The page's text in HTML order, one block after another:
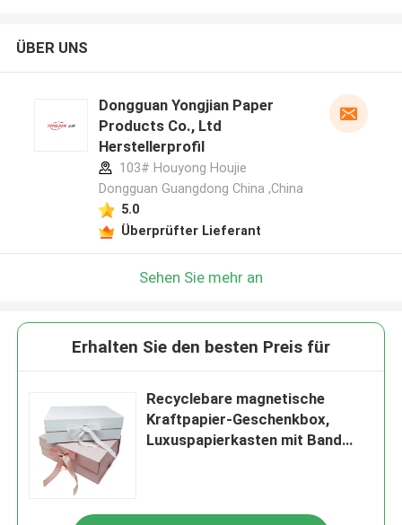
ÜBER UNS
Dongguan Yongjian Paper
Products Co., Ltd
Herstellerprofil
103# Houyong Houjie
Dongguan Guangdong China ,China
5.0
Überprüfter Lieferant
Sehen Sie mehr an
Erhalten Sie den besten Preis für
Recyclebare magnetische
Kraftpapier-Geschenkbox,
Luxuspapierkasten mit Band